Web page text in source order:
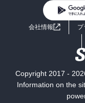
ライトノベル
ミステリー
よくあるご質問
会社情報 プ
Copyright 2017 -
Information on the